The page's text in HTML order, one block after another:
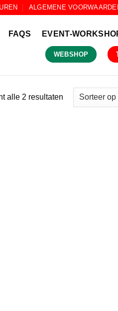
ALGEMENE
FAQS EVENT-
WEBSHOP
alle 2 resultatenGesorteerd